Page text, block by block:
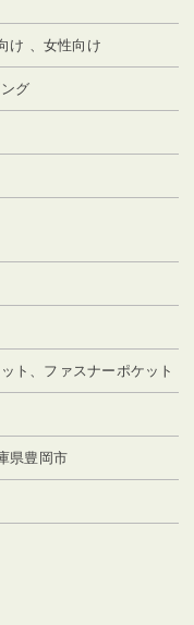
け 、女性向け
グ
ト、ファスナーポケット
県豊岡市